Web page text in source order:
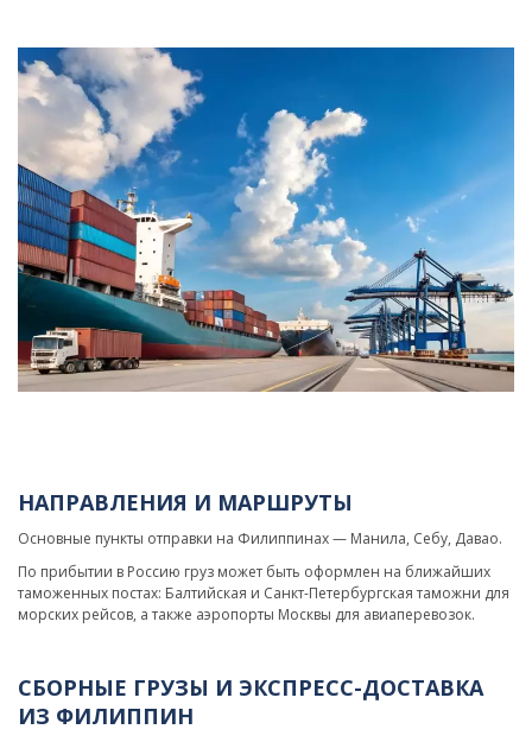
НАПРАВЛЕНИЯ И МАРШРУТЫ
Основные пункты отправки на Филиппинах — Манила, Себу, Давао.
По прибытии в Россию груз может быть оформлен на ближайших
таможенных постах: Балтийская и Санкт-Петербургская таможни для
морских рейсов, а также аэропорты Москвы для авиаперевозок.
СБОРНЫЕ ГРУЗЫ И ЭКСПРЕСС-ДОСТАВКА
ИЗ ФИЛИППИН